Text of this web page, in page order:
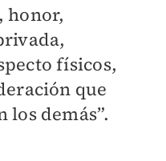
honor,
físicos,
que
los demás”.